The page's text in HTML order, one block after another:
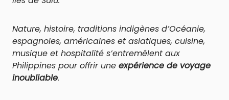
Nature, histoire, traditions indigènes d’Océanie,
espagnoles, américaines et asiatiques, cuisine,
musique et hospitalité s’entremêlent aux
Philippines pour offrir une expérience de voyage
inoubliable.